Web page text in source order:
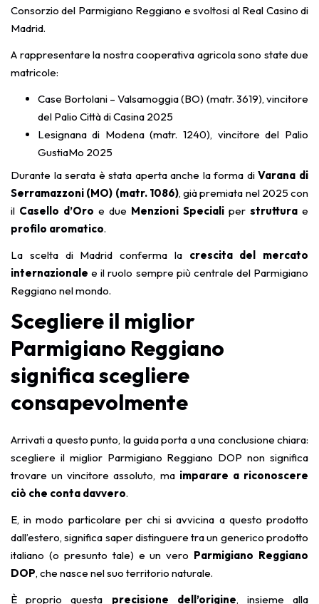
Consorzio del Parmigiano Reggiano e svoltosi al Real Casino di
Madrid.
A rappresentare la nostra cooperativa agricola sono state due
matricole:
Case Bortolani – Valsamoggia (BO) (matr. 3619), vincitore
del Palio Città di Casina 2025
Lesignana di Modena (matr. 1240), vincitore del Palio
GustiaMo 2025
Durante la serata è stata aperta anche la forma diVarana di
Serramazzoni (MO) (matr. 1086), già premiata nel 2025 con
il Casello d’Oro e due Menzioni Speciali per struttura e
profilo aromatico.
La scelta di Madrid conferma la crescita del mercato
internazionale e il ruolo sempre più centrale del Parmigiano
Reggiano nel mondo.
Scegliere il miglior
Parmigiano Reggiano
significa scegliere
consapevolmente
Arrivati a questo punto, la guida porta a una conclusione chiara:
scegliere il miglior Parmigiano Reggiano DOP non significa
trovare un vincitore assoluto, ma imparare a riconoscere
ciò che conta davvero.
E, in modo particolare per chi si avvicina a questo prodotto
dall’estero, significa saper distinguere tra un generico prodotto
italiano (o presunto tale) e un vero Parmigiano Reggiano
DOP, che nasce nel suo territorio naturale.
È proprio questa precisione dell’origine, insieme alla